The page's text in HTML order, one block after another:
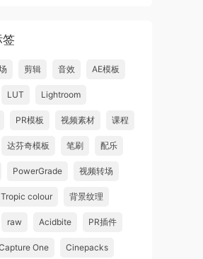
签
剪辑 音效 AE模板
LUT Lightroom
PR模板 视频素材 课程
达芬奇模板 笔刷 配乐
PowerGrade 视频转场
Tropic colour 背景纹理
raw Acidbite PR插件
One Cinepacks